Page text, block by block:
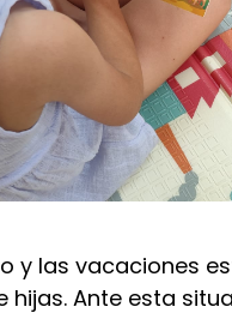
y las vacaciones
hijas. Ante esta